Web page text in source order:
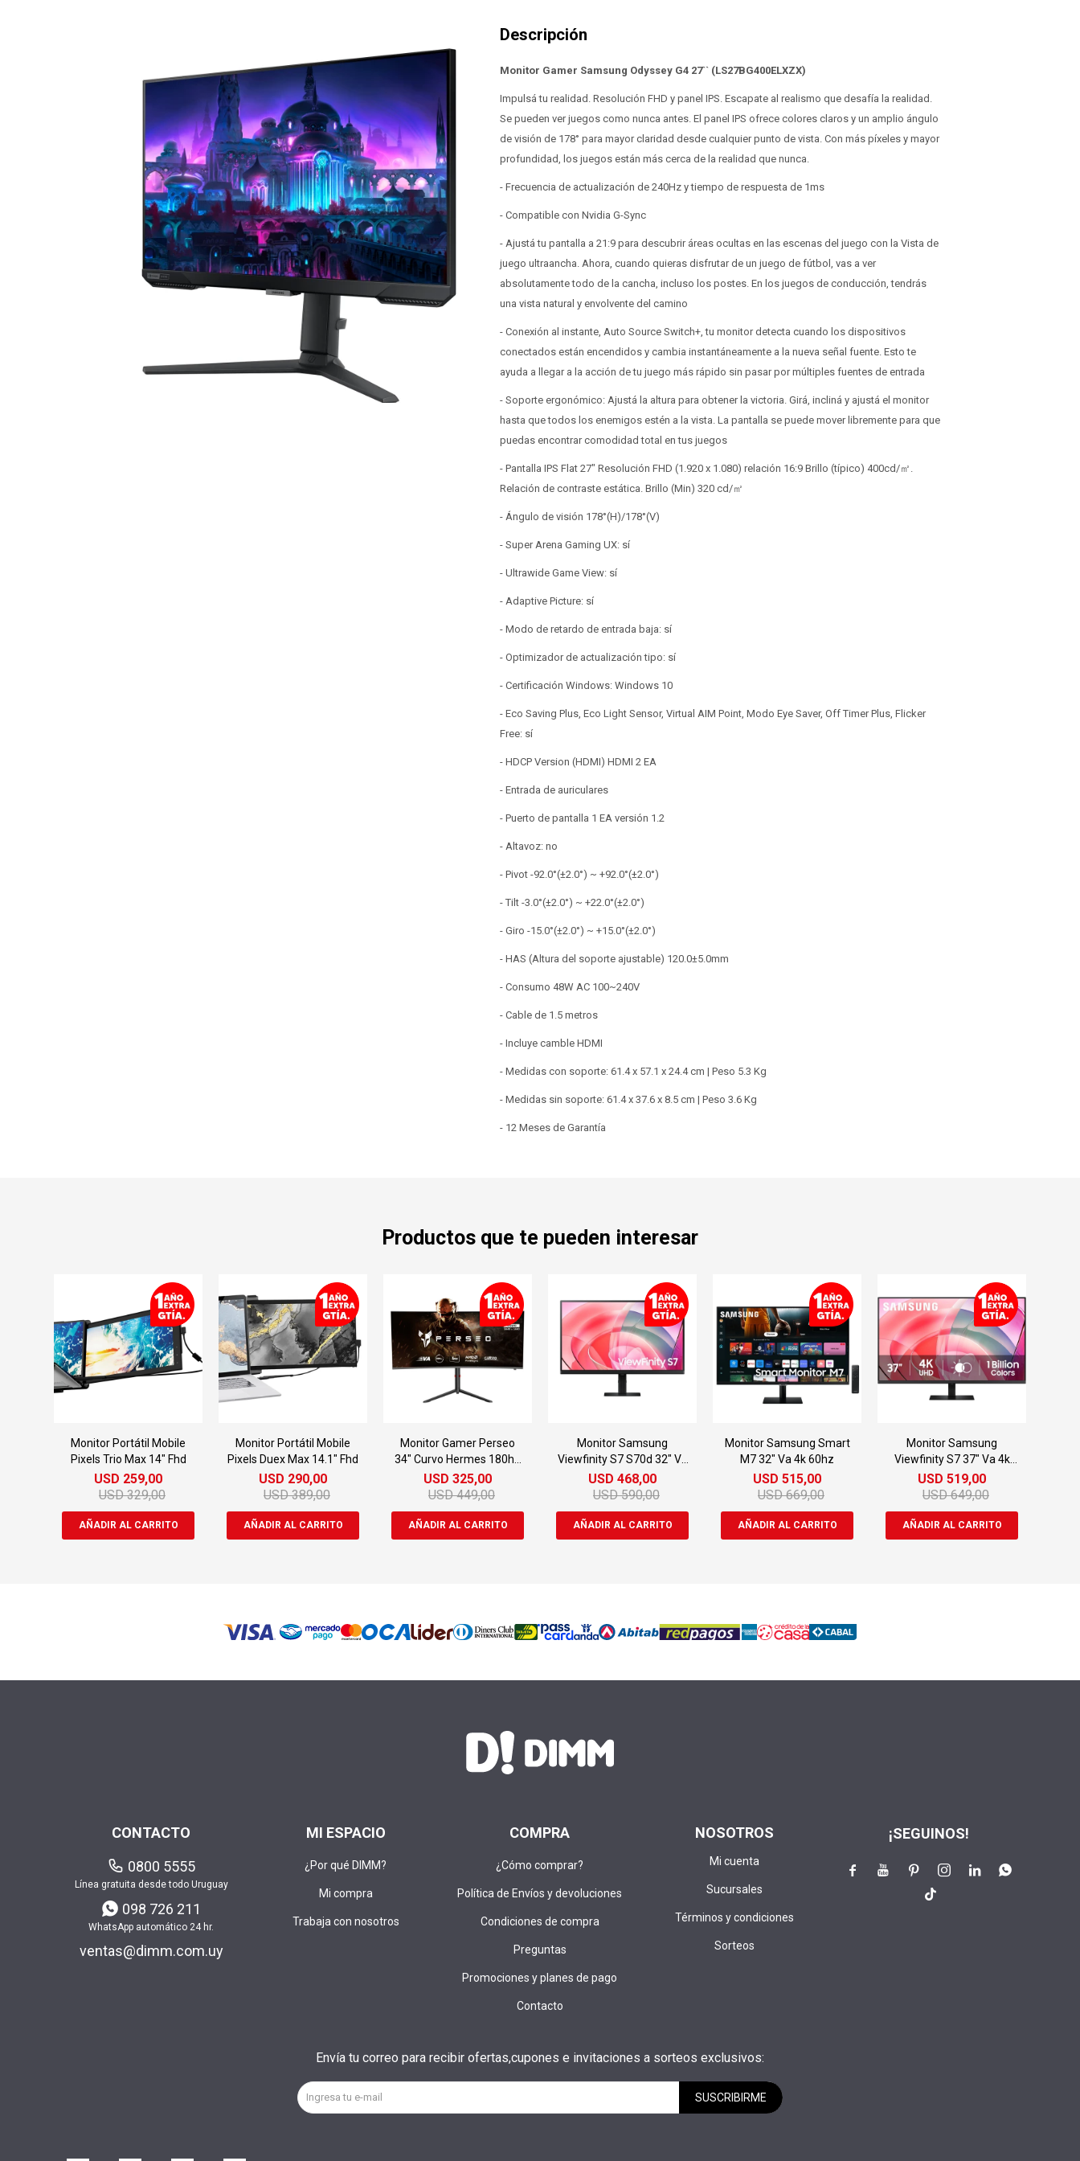
Monitor Gamer Samsung Odyssey G4 27`` (LS27BG400ELXZX)
Impulsá tu realidad. Resolución FHD y panel IPS. Escapate al realismo que desafía la realidad.
Se pueden ver juegos como nunca antes. El panel IPS ofrece colores claros y un amplio ángulo
de visión de 178° para mayor claridad desde cualquier punto de vista. Con más píxeles y mayor
profundidad, los juegos están más cerca de la realidad que nunca.
- Frecuencia de actualización de 240Hz y tiempo de respuesta de 1ms
- Compatible con Nvidia G-Sync
- Ajustá tu pantalla a 21:9 para descubrir áreas ocultas en las escenas del juego con la Vista de
juego ultraancha. Ahora, cuando quieras disfrutar de un juego de fútbol, vas a ver
absolutamente todo de la cancha, incluso los postes. En los juegos de conducción, tendrás
una vista natural y envolvente del camino
- Conexión al instante, Auto Source Switch+, tu monitor detecta cuando los dispositivos
conectados están encendidos y cambia instantáneamente a la nueva señal fuente. Esto te
ayuda a llegar a la acción de tu juego más rápido sin pasar por múltiples fuentes de entrada
- Soporte ergonómico: Ajustá la altura para obtener la victoria. Girá, incliná y ajustá el monitor
hasta que todos los enemigos estén a la vista. La pantalla se puede mover libremente para que
puedas encontrar comodidad total en tus juegos
- Pantalla IPS Flat 27" Resolución FHD (1.920 x 1.080) relación 16:9 Brillo (típico) 400cd/㎡.
Relación de contraste estática. Brillo (Min) 320 cd/㎡
- Ángulo de visión 178°(H)/178°(V)
- Super Arena Gaming UX: sí
- Ultrawide Game View: sí
- Adaptive Picture: sí
- Modo de retardo de entrada baja: sí
- Optimizador de actualización tipo: sí
- Certificación Windows: Windows 10
- Eco Saving Plus, Eco Light Sensor, Virtual AIM Point, Modo Eye Saver, Off Timer Plus, Flicker
Free: sí
- HDCP Version (HDMI) HDMI 2 EA
- Entrada de auriculares
- Puerto de pantalla 1 EA versión 1.2
- Altavoz: no
- Pivot -92.0°(±2.0°) ~ +92.0°(±2.0°)
- Tilt -3.0°(±2.0°) ~ +22.0°(±2.0°)
- Giro -15.0°(±2.0°) ~ +15.0°(±2.0°)
- HAS (Altura del soporte ajustable) 120.0±5.0mm
- Consumo 48W AC 100~240V
- Cable de 1.5 metros
- Incluye camble HDMI
- Medidas con soporte: 61.4 x 57.1 x 24.4 cm | Peso 5.3 Kg
- Medidas sin soporte: 61.4 x 37.6 x 8.5 cm | Peso 3.6 Kg
- 12 Meses de Garantía
Productos que te pueden interesar
Monitor Portátil Mobile
Pixels Trio Max 14" Fhd
USD 259,00
USD 329,00
Monitor Portátil Mobile
Pixels Duex Max 14.1" Fhd
USD 290,00
USD 389,00
Monitor Gamer Perseo
34" Curvo Hermes 180hz
Hdmi Dp
USD 325,00
USD 449,00
Monitor Samsung
Viewfinity S7 S70d 32" Va
Uhd 60hz
USD 468,00
USD 590,00
Monitor Samsung Smart
M7 32" Va 4k 60hz
USD 515,00
USD 669,00
Monitor Samsung
Viewfinity S7 37" Va 4k
60hz
USD 519,00
USD 649,00
MI ESPACIO
¿Por qué DIMM?
Mi compra
Trabaja con nosotros
COMPRA
¿Cómo comprar?
Política de Envíos y devoluciones
Condiciones de compra
Preguntas
Promociones y planes de pago
Contacto
NOSOTROS
Mi cuenta
Sucursales
Términos y condiciones
Sorteos
CONTACTO
0800 5555
Línea gratuita desde todo Uruguay
098 726 211
WhatsApp automático 24 hr.
ventas@dimm.com.uy
Envía tu correo para recibir ofertas,cupones e invitaciones a sorteos exclusivos:
SUSCRIBIRME
¡SEGUINOS!
    

